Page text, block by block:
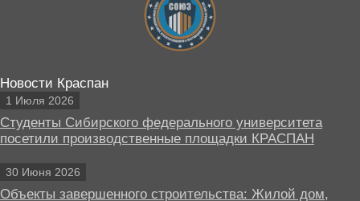
Новости Краспан
1 Июля 2026
Студенты Сибирского федерального университета
посетили производственные площадки КРАСПАН
30 Июня 2026
Объекты завершенного строительства: Жилой дом,